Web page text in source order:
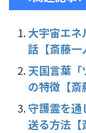
e
b
o
o
k
er
大宇宙エネ
話【斎藤一
天国言葉
の特徴【斎
守護霊を通
送る方法【